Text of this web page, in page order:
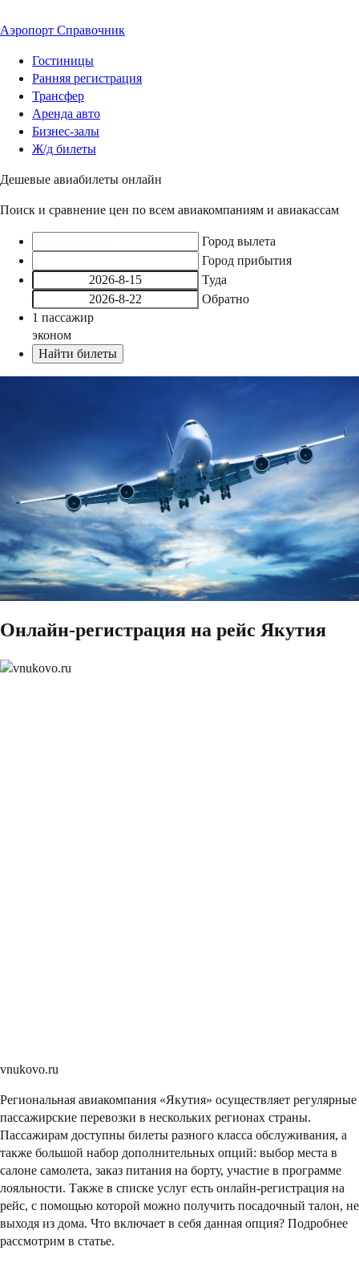
Аэропорт Справочник
Гостиницы
Ранняя регистрация
Трансфер
Аренда авто
Бизнес-залы
Ж/д билеты
Дешевые авиабилеты онлайн
Поиск и сравнение цен по всем авиакомпаниям и авиакассам
Город вылета
Город прибытия
Туда
Обратно
1 пассажир
эконом
Найти билеты
Онлайн-регистрация на рейс Якутия
vnukovo.ru
Региональная авиакомпания «Якутия» осуществляет регулярные
пассажирские перевозки в нескольких регионах страны.
Пассажирам доступны билеты разного класса обслуживания, а
также большой набор дополнительных опций: выбор места в
салоне самолета, заказ питания на борту, участие в программе
лояльности. Также в списке услуг есть онлайн-регистрация на
рейс, с помощью которой можно получить посадочный талон, не
выходя из дома. Что включает в себя данная опция? Подробнее
рассмотрим в статье.